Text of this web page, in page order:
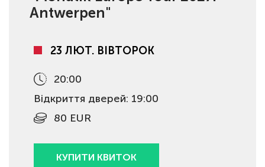
Antwerpen"
23 ЛЮТ. ВІВТОРОК
20:00
Відкриття дверей: 19:00
80 EUR
КУПИТИ КВИТОК